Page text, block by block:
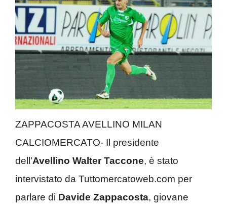
ZAPPACOSTA AVELLINO MILAN
CALCIOMERCATO- Il presidente
dell’Avellino Walter Taccone, è stato
intervistato da Tuttomercatoweb.com per
parlare di Davide Zappacosta, giovane